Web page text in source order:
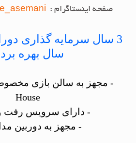
صفحه اینستاگرام :
سال بهره بردن
House
- دارای سرویس رفت
- مجهز به دوربین